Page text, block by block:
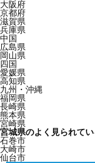
大阪府
京都府
滋賀県
兵庫県
中国
広島県
岡山県
四国
愛媛県
高知県
九州・沖縄
福岡県
長崎県
熊本県
宮崎県
宮城県のよく見られて
石巻市
大崎市
仙台市